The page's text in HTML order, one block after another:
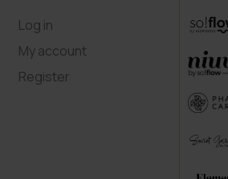
Log in
My account
Register